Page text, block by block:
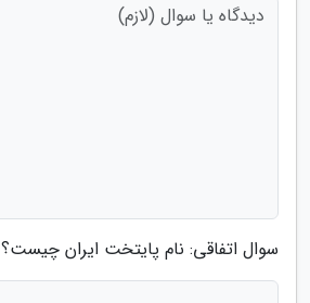
سوال اتفاقی: نام پایتخت ایران چیست؟